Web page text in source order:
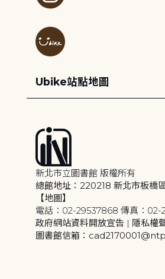
Ubike站點地圖
新北市立圖書館 版權所有
總館地址：220218 新北市板橋
【地圖】
電話：02-29537868 傳真：02-
政府網站資料開放宣告 | 隱私權
圖書館信箱：